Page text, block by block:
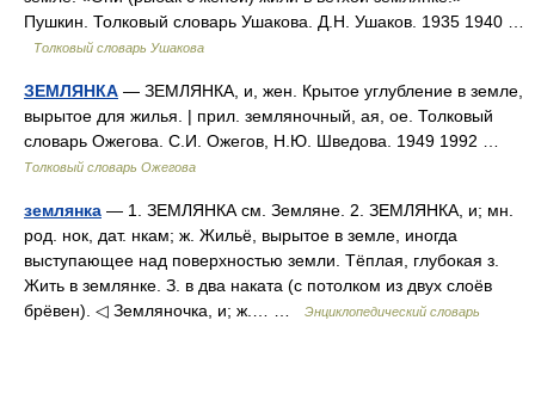
Пушкин. Толковый словарь Ушакова. Д.Н. Ушаков. 1935 1940 …
Толковый словарь Ушакова
ЗЕМЛЯНКА — ЗЕМЛЯНКА, и, жен. Крытое углубление в земле,
вырытое для жилья. | прил. земляночный, ая, ое. Толковый
словарь Ожегова. С.И. Ожегов, Н.Ю. Шведова. 1949 1992 …
Толковый словарь Ожегова
землянка — 1. ЗЕМЛЯНКА см. Земляне. 2. ЗЕМЛЯНКА, и; мн.
род. нок, дат. нкам; ж. Жильё, вырытое в земле, иногда
выступающее над поверхностью земли. Тёплая, глубокая з.
Жить в землянке. З. в два наката (с потолком из двух слоёв
брёвен). ◁ Земляночка, и; ж.… …
Энциклопедический словарь